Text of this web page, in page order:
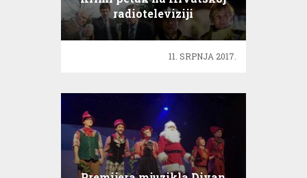
radioteleviziji
11. SRPNJA 2017.